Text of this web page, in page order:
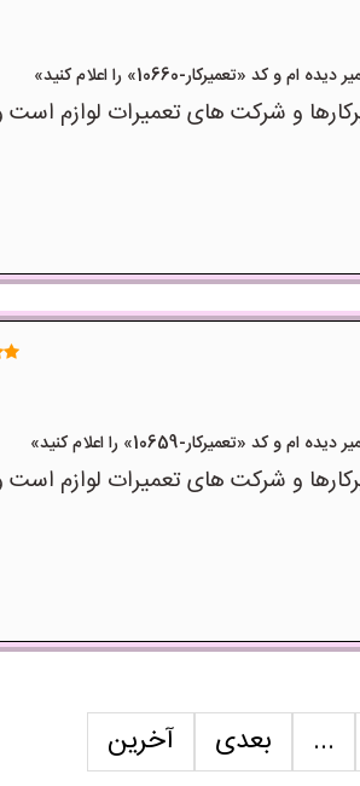
10660» را اعلام کنید»
و شرکت های تعمیرات لوازم است
10659» را اعلام کنید»
و شرکت های تعمیرات لوازم است
... بعدی آخرین